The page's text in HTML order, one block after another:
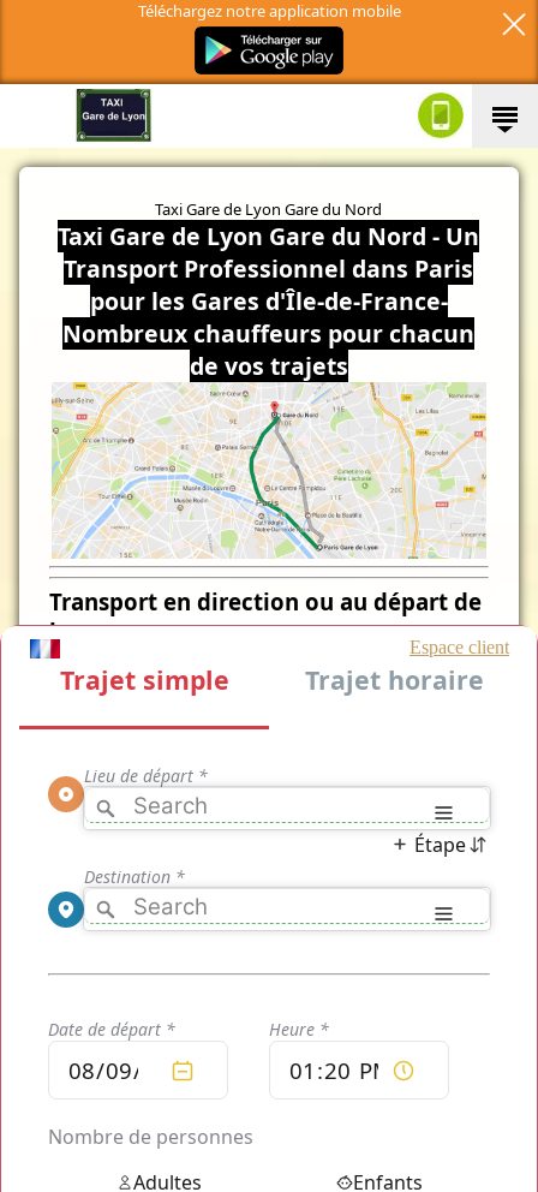
Téléchargez notre application mobile
Taxi Gare de Lyon Gare du Nord
Taxi Gare de Lyon Gare du Nord - Un
Transport Professionnel dans Paris
pour les Gares d'Île-de-France-
Nombreux chauffeurs pour chacun
de vos trajets
Transport en direction ou au départ de
la
Le siteTaxi Gare de Lyon Gare du Nord.com vous donne
quand, mais également pour tous vos différents trajets dans
la capitale. Pour découvrir votre
transport Taxi
Gare de Lyon Gare du Nord, cliquez sur le bouton de devis
plus bas sur cette page ou rendez-vous sur notre page
d'accueil pour obtenir un devis en direct calculé précisément
et gratuitement sans aucun engagement ni règlement.
pour Vos Trajets